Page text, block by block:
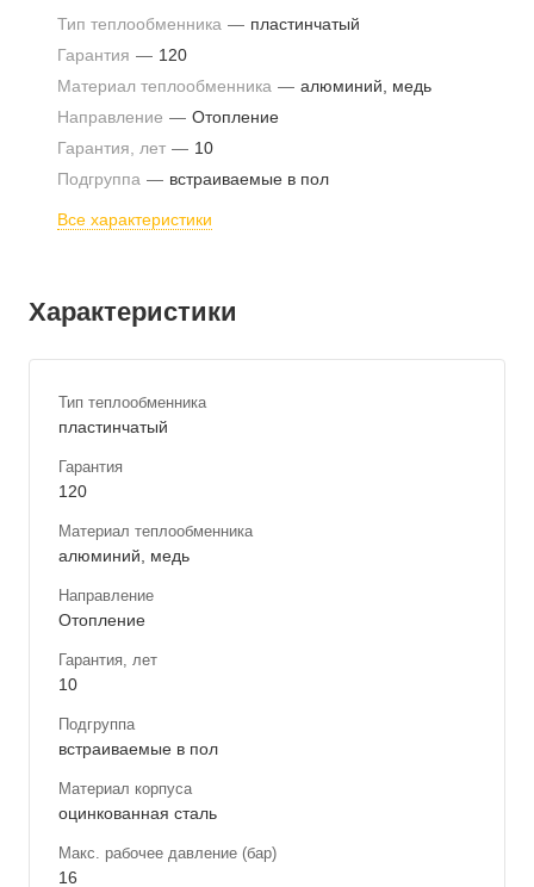
Тип теплообменника — пластинчатый
Гарантия — 120
Материал теплообменника — алюминий, медь
Направление — Отопление
Гарантия, лет — 10
Подгруппа — встраиваемые в пол
Все характеристики
Характеристики
Тип теплообменника
пластинчатый
Гарантия
120
Материал теплообменника
алюминий, медь
Направление
Отопление
Гарантия, лет
10
Подгруппа
встраиваемые в пол
Материал корпуса
оцинкованная сталь
Макс. рабочее давление (бар)
16